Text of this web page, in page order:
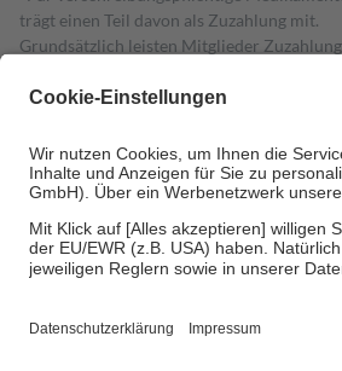
trägt einen Teil davon als Zuzahlung mit.
Grundsätzlich leisten Mitglieder
Diese Regeln gelten grundsätzlich auch für
Um das Engagement der Versicherten
• Kindern und Jugendlichen bis zum
• Untersuchungen zur Vorsorge und
• empfohlenen Schutzimpfungen
• Harn- und Blutteststreifen
Informationen findest du hier: https://